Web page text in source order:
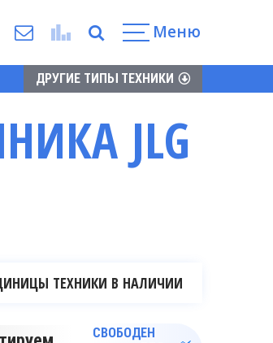
Меню
ДРУГИЕ ТИПЫ ТЕХНИКИ
JLG
ТЕХНИКИ В НАЛИЧИИ
СВОБОДЕН